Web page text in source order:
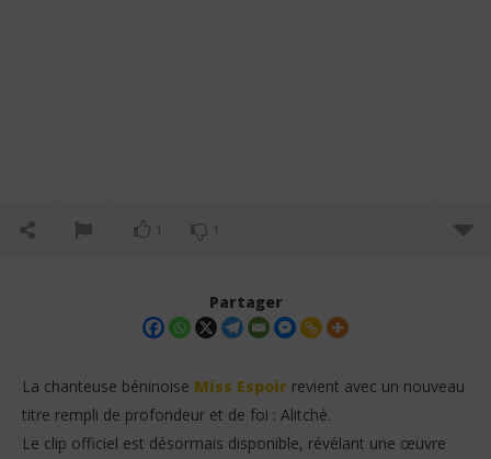
1 1
Partager
La chanteuse béninoise Miss Espoir revient avec un nouveau
titre rempli de profondeur et de foi : Alitché.
Le clip officiel est désormais disponible, révélant une œuvre